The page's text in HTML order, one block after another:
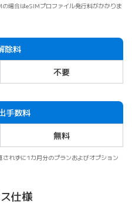
場合はeSIMプロファイル発行料がかかりま
除料
不要
手数料
無料
れずに1カ月分のプランおよびオプション
仕様